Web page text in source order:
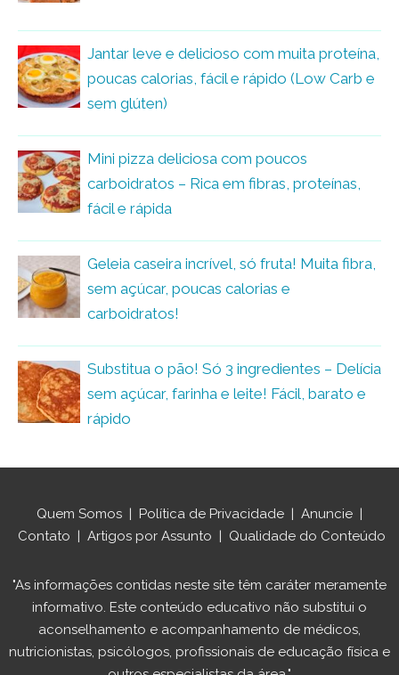
Jantar leve e delicioso com muita proteína,
poucas calorias, fácil e rápido (Low Carb e
sem glúten)
Mini pizza deliciosa com poucos
carboidratos – Rica em fibras, proteínas,
fácil e rápida
Geleia caseira incrível, só fruta! Muita fibra,
sem açúcar, poucas calorias e
carboidratos!
Substitua o pão! Só 3 ingredientes – Delícia
sem açúcar, farinha e leite! Fácil, barato e
rápido
Quem Somos | Política de Privacidade | Anuncie |
Contato | Artigos por Assunto | Qualidade do Conteúdo
"As informações contidas neste site têm caráter meramente
informativo. Este conteúdo educativo não substitui o
aconselhamento e acompanhamento de médicos,
nutricionistas, psicólogos, profissionais de educação física e